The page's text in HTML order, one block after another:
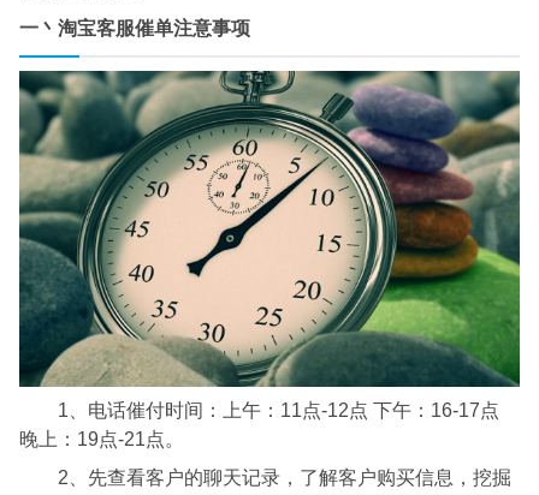
一丶淘宝客服催单注意事项
1、电话催付时间：上午：11点-12点 下午：16-17点
晚上：19点-21点。
2、先查看客户的聊天记录，了解客户购买信息，挖掘